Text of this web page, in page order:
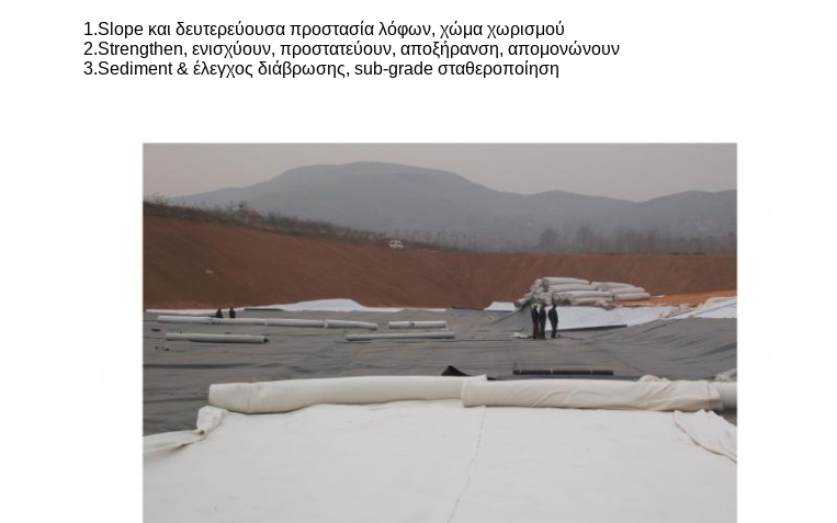
1.Slope και δευτερεύουσα προστασία λόφων, χώμα χωρισμού
2.Strengthen, ενισχύουν, προστατεύουν, αποξήρανση, απομονώνουν
3.Sediment & έλεγχος διάβρωσης, sub-grade σταθεροποίηση